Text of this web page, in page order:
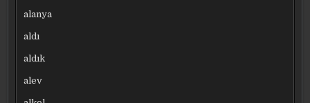
alanya
aldı
aldık
alev